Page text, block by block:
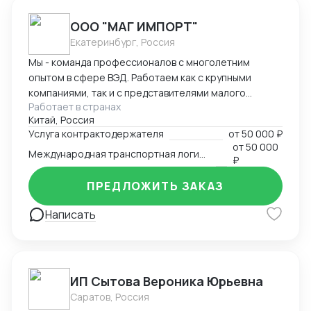
ООО "МАГ ИМПОРТ"
Екатеринбург, Россия
Мы - команда профессионалов с многолетним
опытом в сфере ВЭД. Работаем как с крупными
компаниями, так и с представителями малого
бизнеса.
Работает в странах
Китай, Россия
Услуга контрактодержателя
от50 000 ₽
от50 000
₽
Написать
ПРЕДЛОЖИТЬ ЗАКАЗ
ИП Сытова Вероника Юрьевна
Саратов, Россия